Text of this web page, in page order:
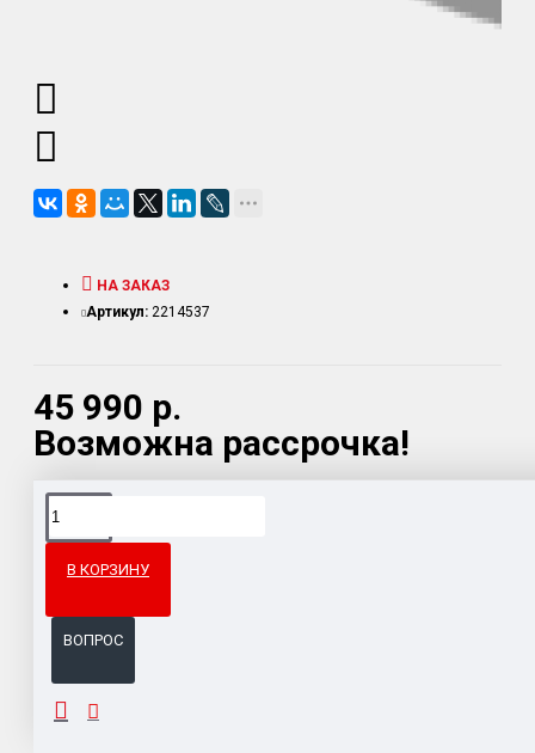
45 990 р.
Возможна рассрочка!
НА ЗАКАЗ
Артикул: 2214537
В КОРЗИНУ
ВОПРОС
Доставка товара по всему Таможенному союзу.
ОПИСАНИЕ